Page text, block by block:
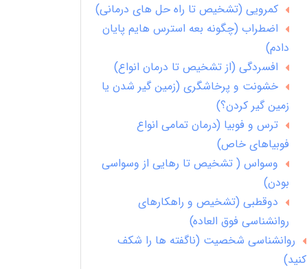
کمرویی (تشخیص تا راه حل های درمانی)
اضطراب (چگونه بعه استرس هایم پایان
دادم)
افسردگی (از تشخیص تا درمان انواع)
خشونت و پرخاشگری (زمین گیر شدن یا
زمین گیر کردن؟)
ترس و فوبیا (درمان تمامی انواع
فوبیاهای خاص)
وسواس ( تشخیص تا رهایی از وسواسی
بودن)
دوقطبی (تشخیص و راهکارهای
روانشناسی فوق العاده)
روانشناسی شخصیت (ناگفته ها را شکف
کنید)